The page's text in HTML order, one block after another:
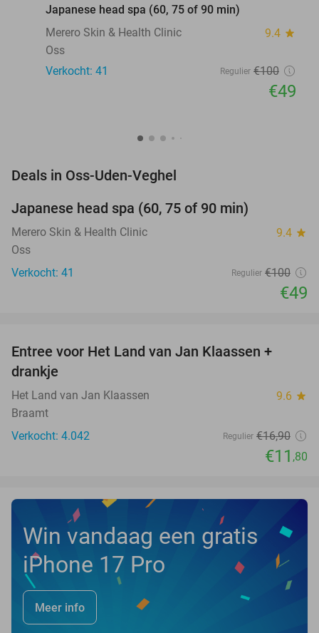
Japanese head spa (60, 75 of 90 min)
Merero Skin & Health Clinic
9.4 star
Oss
Verkocht: 41
Regulier €100
€49
Deals in Oss-Uden-Veghel
Japanese head spa (60, 75 of 90 min)
Merero Skin & Health Clinic 9.4 star
Oss
Verkocht: 41
Regulier €100
€49
TODAY
Entree voor Het Land van Jan Klaassen +
drankje
Het Land van Jan Klaassen 9.6 star
Braamt
Verkocht: 4.042
Regulier €16,90
€11 ,80
Win vandaag een gratis
iPhone 17 Pro
Meer info